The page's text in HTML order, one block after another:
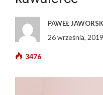
PAWEŁ
26 września,
3476